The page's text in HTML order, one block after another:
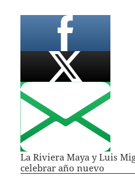
La Riviera Maya y Luis
celebrar año nuevo